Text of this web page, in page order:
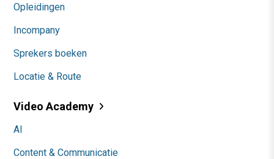
Opleidingen
Incompany
Sprekers boeken
Locatie & Route
Video Academy
AI
Content & Communicatie